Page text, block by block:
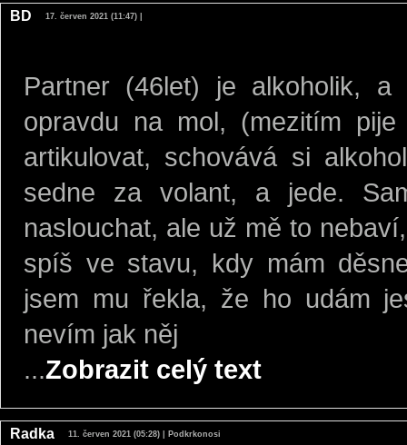
BD 17. červen 2021 (11:47) |
Partner (46let) je alkoholik,
opravdu na mol, (mezitím
artikulovat, schovává si
sedne za volant, a jede.
naslouchat, ale už mě to
spíš ve stavu, kdy mám
jsem mu řekla, že ho udám
nevím jak něj
...Zobrazit celý text
Radka 11. červen 2021 (05:28) | Podkrkonosi